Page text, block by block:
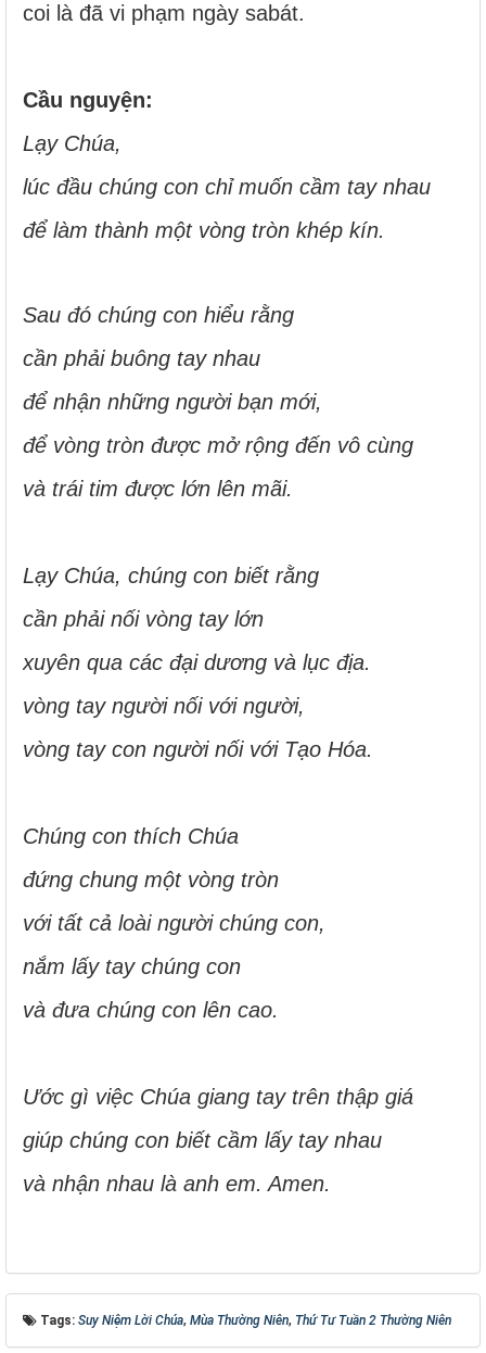
coi là đã vi phạm ngày sabát.
Cầu nguyện:
Lạy Chúa,
lúc đầu chúng con chỉ muốn cầm tay nhau
để làm thành một vòng tròn khép kín.
Sau đó chúng con hiểu rằng
cần phải buông tay nhau
để nhận những người bạn mới,
để vòng tròn được mở rộng đến vô cùng
và trái tim được lớn lên mãi.
Lạy Chúa, chúng con biết rằng
cần phải nối vòng tay lớn
xuyên qua các đại dương và lục địa.
vòng tay người nối với người,
vòng tay con người nối với Tạo Hóa.
Chúng con thích Chúa
đứng chung một vòng tròn
với tất cả loài người chúng con,
nắm lấy tay chúng con
và đưa chúng con lên cao.
Ước gì việc Chúa giang tay trên thập giá
giúp chúng con biết cầm lấy tay nhau
và nhận nhau là anh em. Amen.
Tags: Suy Niệm Lời Chúa, Mùa Thường Niên, Thứ Tư Tuần 2 Thường Niên